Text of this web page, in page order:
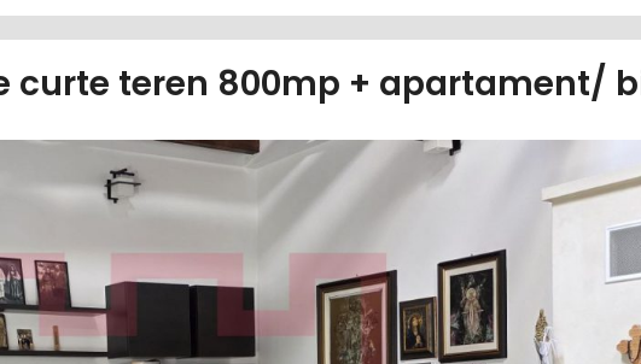
curte teren 800mp + apartament/